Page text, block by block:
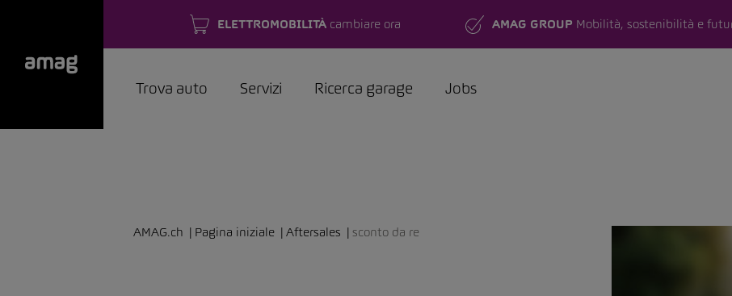
ELETTROMOBILITÀcambiare ora AMAG GROUP Mobilità, sostenibilità e
Trova auto Servizi Ricerca garage Jobs
AMAG.ch Pagina iniziale Aftersales sconto da re